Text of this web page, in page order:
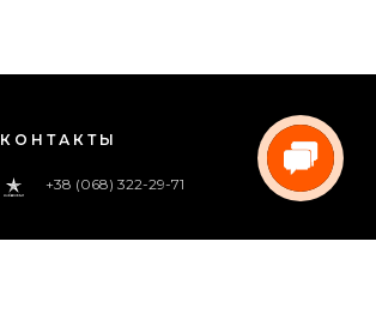
КОНТАКТЫ
+38 (068) 322-29-71